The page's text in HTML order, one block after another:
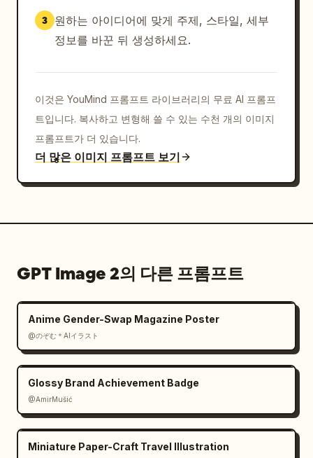
푸터 요소는 작게 유지하며 하단에 정렬합니다.
실적인 제품 사진과 깔끔한 그래픽 디자인의 조화, 중
종이 질감, 감각적인 그림자, 인물 없음, 나열된 재
료, 아이콘, 텍스트 외의 불필요한 개체 없음.
3
원하는 아이디어에 맞게 주제, 스타일, 세부
정보를 바꾼 뒤 생성하세요.
이것은 YouMind 프롬프트 라이브러리의 무료 AI 프롬프
트입니다. 복사하고 변형해 쓸 수 있는 수천 개의 이미지
프롬프트가 더 있습니다.
더 많은 이미지 프롬프트 보기
GPT Image 2의 다른 프롬프트
Anime Gender-Swap Magazine Poster
@のぞむ＊AIイラスト
Glossy Brand Achievement Badge
@AmirMušić
Miniature Paper-Craft Travel Illustration